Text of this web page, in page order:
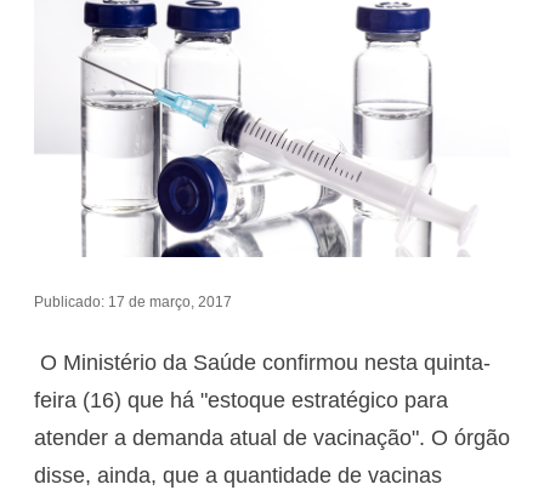
Publicado: 17 de março, 2017
O Ministério da Saúde confirmou nesta quinta-
feira (16) que há "estoque estratégico para
atender a demanda atual de vacinação". O órgão
disse, ainda, que a quantidade de vacinas